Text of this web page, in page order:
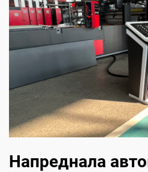
Напреднала